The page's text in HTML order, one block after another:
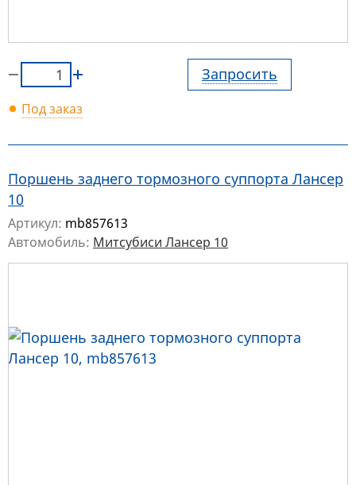
Запросить
Под заказ
Поршень заднего тормозного суппорта Лансер
10
Артикул: mb857613
Автомобиль: Митсубиси Лансер 10